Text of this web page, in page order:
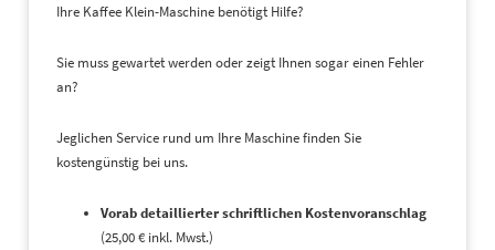
Ihre Kaffee Klein-Maschine benötigt Hilfe?
Sie muss gewartet werden oder zeigt Ihnen sogar einen Fehler
an?
Jeglichen Service rund um Ihre Maschine finden Sie
kostengünstig bei uns.
Vorab detaillierter schriftlichen Kostenvoranschlag
(25,00 € inkl. Mwst.)